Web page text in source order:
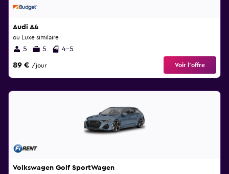
Audi A4
ou Luxe similaire
5 5 4-5
89 € /jour Voir l’offre
Volkswagen Golf SportWagen